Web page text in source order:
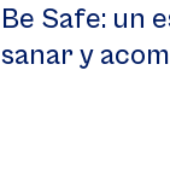
Be Safe: un
sanar y